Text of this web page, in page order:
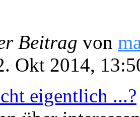
Beitrag von
Okt 2014,
eigentlich ...?